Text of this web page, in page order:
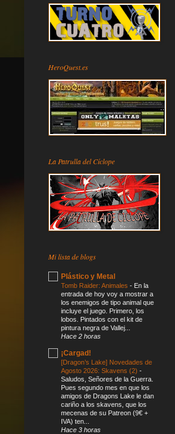
HeroQuest.es
La Patrulla del Cíclope
Mi lista de blogs
Plástico y Metal
Tomb Raider: Animales - En la
entrada de hoy voy a mostrar a
los enemigos de tipo animal que
incluye el juego. Primero, los
lobos. Pintados con el kit de
pintura negra de Vallej...
Hace 2 horas
¡Cargad!
[Dragon’s Lake] Novedades de
Agosto 2026: Skavens (2) -
Saludos, Señores de la Guerra.
Pues segundo mes en que los
amigos de Dragons Lake le dan
cariño a los skavens, que los
mecenas de su Patreon (9€ +
IVA) ten...
Hace 3 horas